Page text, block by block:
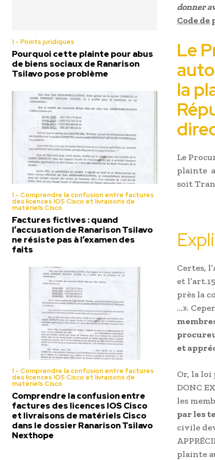
1 - Points juridiques
Pourquoi cette plainte pour abus
de biens sociaux de Ranarison
Tsilavo pose problème
1 - Comprendre la confusion entre factures
des licences IOS Cisco et livraisons de
matériels Cisco
Factures fictives : quand
l’accusation de Ranarison Tsilavo
ne résiste pas à l’examen des
faits
1 - Comprendre la confusion entre factures
des licences IOS Cisco et livraisons de
matériels Cisco
Comprendre la confusion entre
factures des licences IOS Cisco
et livraisons de matériels Cisco
dans le dossier Ranarison Tsilavo
Nexthope
donner
Code
Le
la
Le
plainte
soit
Certes,
et
près la
…».
et
Or, la loi
DONC
les
par les
civile
plainte